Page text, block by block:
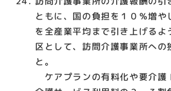
ともに、国の負担を１０％増や
を全産業平均まで引き上げるよ
区として、訪問介護事業所への
と。
ケアプランの有料化や要介護